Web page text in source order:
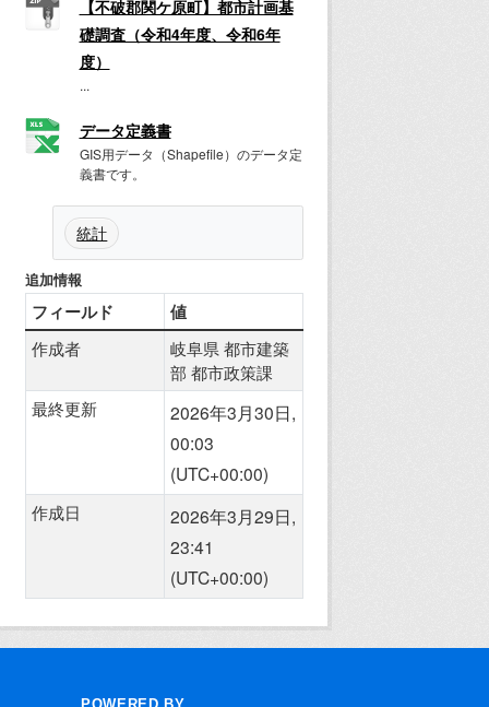
【不破郡関ケ原町】都市計画基
礎調査（令和4年度、令和6年
度）
...
データ定義書
GIS用データ（Shapefile）のデータ定
義書です。
統計
追加情報
フィールド 値
作成者
岐阜県 都市建築
部 都市政策課
最終更新
2026年3月30日,
00:03
(UTC+00:00)
作成日
2026年3月29日,
23:41
(UTC+00:00)